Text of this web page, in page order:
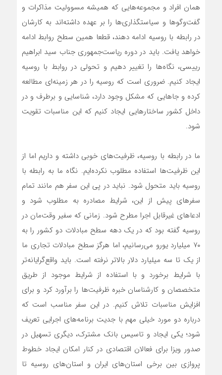
همان افراد و مجموعه‌هایی که همیشه مسوولیت مذاکرات و
گفت‌وگوها و سیاستگذاری‌ها را بر عهده داشته‌اند به کارشان
در رابطه با روسیه ادامه دهند، قطعا همین سطح روابط ادامه
خواهد یافت. باید در دوره ریاست‌جمهوری جناب سید ابراهیم
رییسی، نگاه‌ها را تغییر دهیم و تحولی در روابط با روسیه
ایجاد کنیم. ضروری است که روسیه را در هر زمینه‌ای مطالعه
کرده و جاهایی که مشکل وجود دارد، شناسایی و برطرف و در
داخل کشور ساختارهایی ایجاد کنیم که این مناسبات تقویت
شود.
ما در رابطه با روسیه، ظرفیت‌های خوبی داشته و داریم اما از
این ظرفیت‌ها استفاده مطلوب نکرده‌ایم. نگاه ما به رابطه با
روسیه باید متحول شود. نباید در پی این سفر هم مانند تمام
سفرهای پیش از این، شرایط مصادره به مطلوب شود و
ادعاهای غیرقابل اجرا مطرح شود. زمانی که سفیر وقت‌مان در
روسیه گفته ‌بود که در یک دهه سطح مبادلات دو کشور را به
۷۰ میلیارد یورو می‌رسانیم، اما هرگز سطح مبادلات تجاری ما
از یک تا سه میلیارد دلار بالاتر نرفته است. باید واقع‌گرایانه‌تر
با شرایط برخورد و با استفاده از شرایط موجود از طریق
متخصصان و کارشناسان خبره ظرفیت‌ها را برآورد کرد و برای
افزایش مناسبات تلاش کنیم. در این سفر مناسب است که
درباره دو مورد خیلی مهم با جدیت برنامه‌های اجرایی تعریف
شود؛ یکی ایجاد و تاسیس بانک مشترک، دیگری تسهیل در
صدور ویزا برای فعالان اقتصادی در کنار امکان ایجاد خطوط
پروازی بین برخی استان‌های ایران و استان‌های روسیه تا